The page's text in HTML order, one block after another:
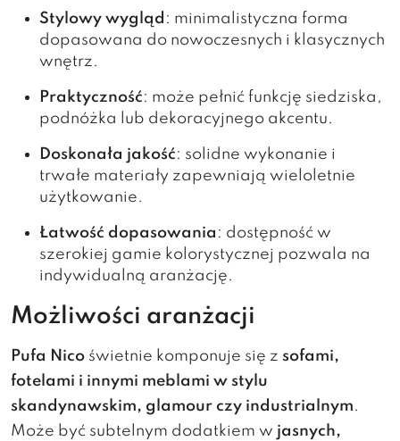
Stylowy wygląd : minimalistyczna forma
dopasowana do nowoczesnych i klasycznych
wnętrz.
Praktyczność: może pełnić funkcję siedziska,
podnóżka lub dekoracyjnego akcentu.
Doskonała jakość: solidne wykonanie i
trwałe materiały zapewniają wieloletnie
użytkowanie.
Łatwość dopasowania : dostępność w
szerokiej gamie kolorystycznej pozwala na
indywidualną aranżację.
Możliwości aranżacji
Pufa Nico świetnie komponuje się z sofami,
fotelami i innymi meblami w stylu
skandynawskim, glamour czy industrialnym.
Może być subtelnym dodatkiem w jasnych,